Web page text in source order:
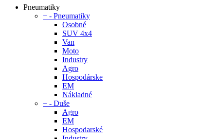
Pneumatiky
+ - Pneumatiky
Osobné
SUV 4x4
Van
Moto
Industry
Agro
Hospodárske
EM
Nákladné
+ - Duše
Agro
EM
Hospodarské